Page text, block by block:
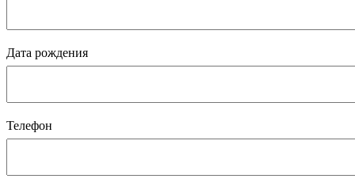
Дата рождения
Телефон